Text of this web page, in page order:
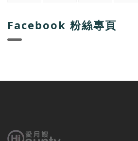
Facebook 粉絲專頁